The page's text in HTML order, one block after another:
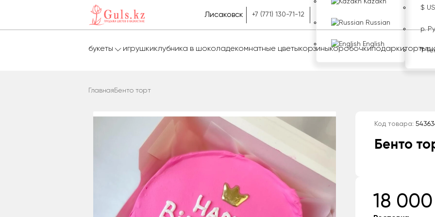
Лисаковск +7 (771) 130-71-12
Kazakh
Russian
English
$
р.
₸
букеты игрушкиклубника в шоколадекомнатные цветыкорзиныкоробочкиподаркиторты
Главная Бенто торт
Код товара:
Бенто
18